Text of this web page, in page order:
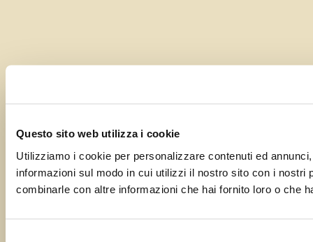
Questo sito web utilizza i cookie
Utilizziamo i cookie per personalizzare contenuti ed
informazioni sul modo in cui utilizzi il nostro sito con i nostri
combinarle con altre informazioni che hai fornito loro o che